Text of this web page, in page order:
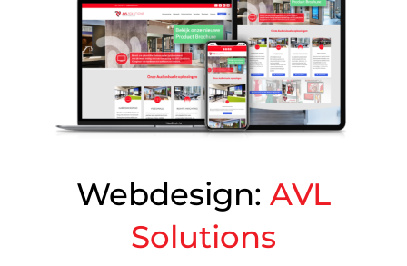
Webdesign: AVL
Solutions